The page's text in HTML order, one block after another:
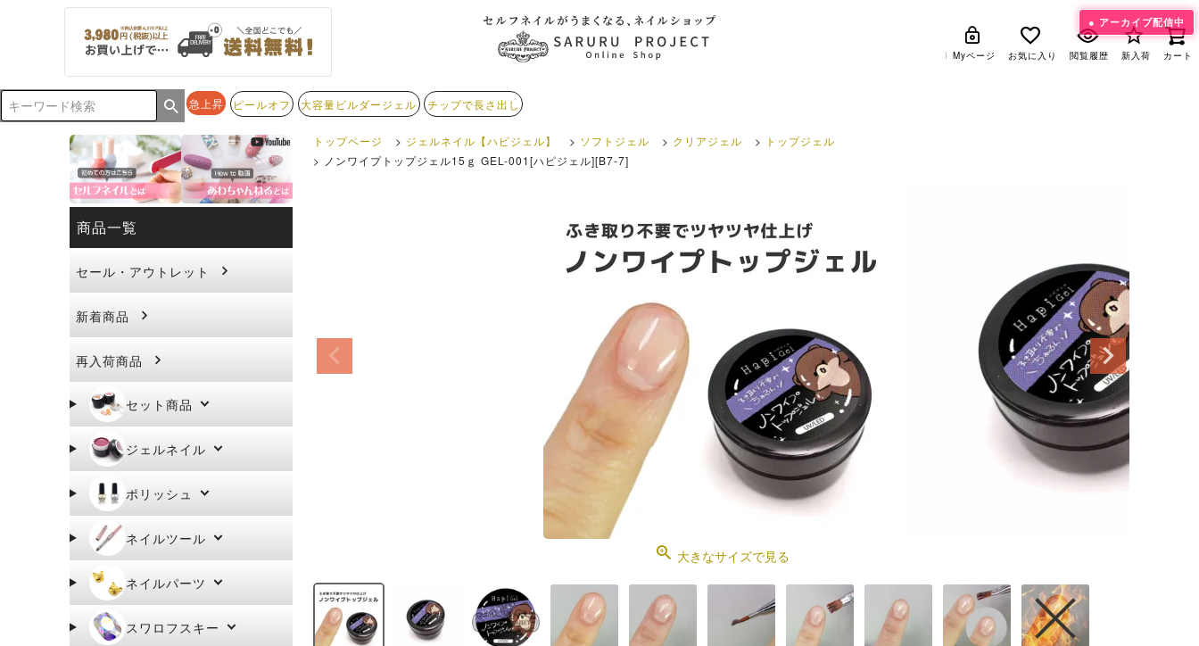
Myページ お気に入り 閲覧履歴 新入荷 カート
急上昇 ピールオフ 大容量ビルダージェル チップで長さ出し
Myページ お気に入り 閲覧履歴 新入荷 カート
アーカイブ配信中
商品一覧
セール・アウトレット
新着商品
再入荷商品
セット商品
ジェルネイル
ポリッシュ
ネイルツール
ネイルパーツ
スワロフスキー
トップページ ジェルネイル【ハピジェル】 ソフトジェル クリアジェル
トップジェル
ノンワイプトップジェル15ｇ GEL-001[ハピジェル][B7-7]
大きなサイズで見る